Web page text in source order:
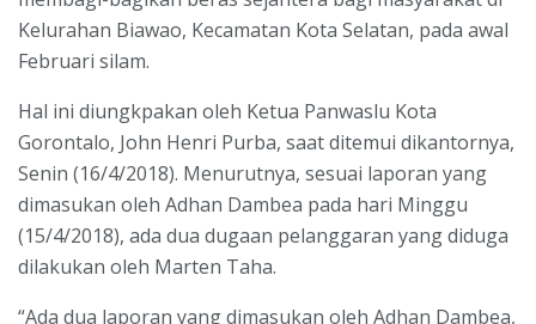
Kelurahan Biawao, Kecamatan Kota Selatan, pada awal
Februari silam.
Hal ini diungkpakan oleh Ketua Panwaslu Kota
Gorontalo, John Henri Purba, saat ditemui dikantornya,
Senin (16/4/2018). Menurutnya, sesuai laporan yang
dimasukan oleh Adhan Dambea pada hari Minggu
(15/4/2018), ada dua dugaan pelanggaran yang diduga
dilakukan oleh Marten Taha.
“Ada dua laporan yang dimasukan oleh Adhan Dambea,